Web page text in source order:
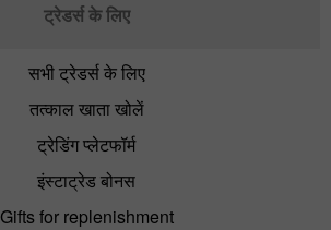
ट्रेडर्स के लिए
सभी ट्रेडर्स के लिए
तत्काल खाता खोलें
ट्रेडिंग प्लेटफॉर्म
इंस्टाट्रेड बोनस
Gifts for replenishment